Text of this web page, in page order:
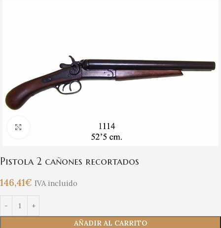
Pistola 2 cañones recortados
146,41€ IVA incluido
AÑADIR AL CARRITO